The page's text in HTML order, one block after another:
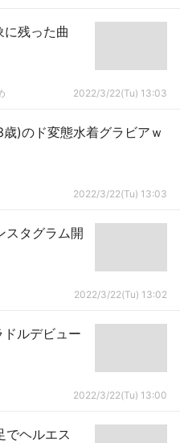
残った曲
2022/3/22(Tu) 13:03
)のド変態水着グラビアｗ
2022/3/22(Tu) 13:03
スタグラム開
2022/3/22(Tu) 13:02
ルデビュー
2022/3/22(Tu) 13:00
でヘルエス